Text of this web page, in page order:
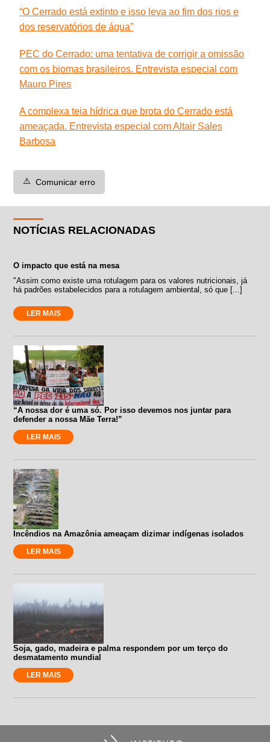
“O Cerrado está extinto e isso leva ao fim dos rios e
dos reservatórios de água”
PEC do Cerrado: uma tentativa de corrigir a omissão
com os biomas brasileiros. Entrevista especial com
Mauro Pires
A complexa teia hídrica que brota do Cerrado está
ameaçada. Entrevista especial com Altair Sales
Barbosa
⚠️ Comunicar erro
NOTÍCIAS RELACIONADAS
O impacto que está na mesa
"Assim como existe uma rotulagem para os valores nutricionais, já
há padrões estabelecidos para a rotulagem ambiental, só que [...]
LER MAIS
“A nossa dor é uma só. Por isso devemos nos juntar para
defender a nossa Mãe Terra!”
LER MAIS
Incêndios na Amazônia ameaçam dizimar indígenas isolados
LER MAIS
Soja, gado, madeira e palma respondem por um terço do
desmatamento mundial
LER MAIS